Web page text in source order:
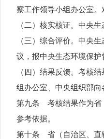
察工作领导小组办公室
（二）核实核证。中央
（三）综合评价。中央
议，报中央生态环境保护
（四）结果反馈。考核
组办公室、中央组织部
第九条 考核结果作为省
参考依据。
第十条 省（自治区、直